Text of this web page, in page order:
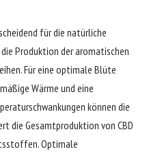
für die natürliche
Produktion der aromatischen
Für eine optimale Blüte
Wärme und eine
können die
die Gesamtproduktion von CBD
Optimale